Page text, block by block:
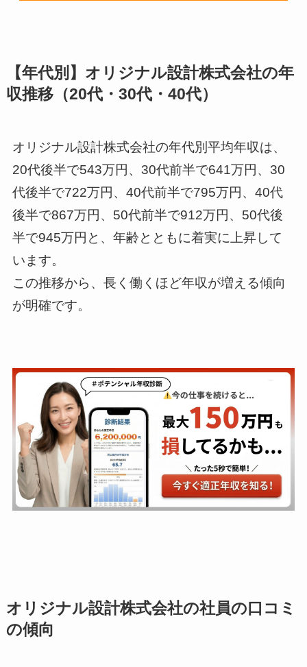
【年代別】オリジナル設計株式会社の年
収推移（20代・30代・40代）
オリジナル設計株式会社の年代別平均年収は、
20代後半で543万円、30代前半で641万円、30
代後半で722万円、40代前半で795万円、40代
後半で867万円、50代前半で912万円、50代後
半で945万円と、年齢とともに着実に上昇して
います。
この推移から、長く働くほど年収が増える傾向
が明確です。
オリジナル設計株式会社の社員の口コミ
の傾向